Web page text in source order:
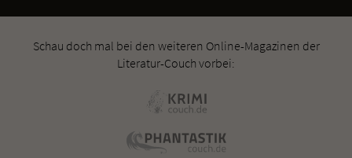
Schau doch mal bei den weiteren Online-Magazinen der
Literatur-Couch vorbei: